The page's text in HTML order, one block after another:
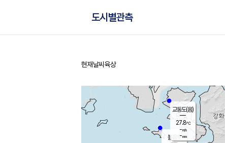
도시별관측
홈
현재날씨 육상
볼음도
교동도(음)
27.8℃
-m/s
-mm